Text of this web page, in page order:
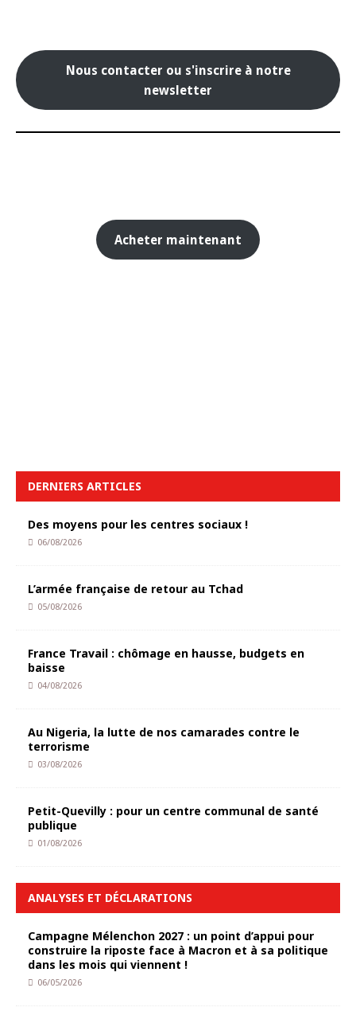
Nous contacter ou s'inscrire à notre
newsletter
Acheter maintenant
DERNIERS ARTICLES
Des moyens pour les centres sociaux !
06/08/2026
L’armée française de retour au Tchad
05/08/2026
France Travail : chômage en hausse, budgets en
baisse
04/08/2026
Au Nigeria, la lutte de nos camarades contre le
terrorisme
03/08/2026
Petit-Quevilly : pour un centre communal de santé
publique
01/08/2026
ANALYSES ET DÉCLARATIONS
Campagne Mélenchon 2027 : un point d’appui pour
construire la riposte face à Macron et à sa politique
dans les mois qui viennent !
06/05/2026